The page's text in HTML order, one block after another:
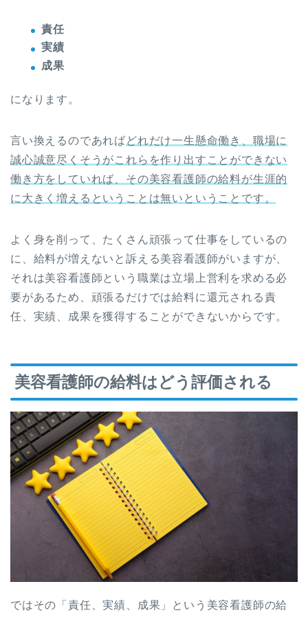
責任
実績
成果
になります。
言い換えるのであればどれだけ一生懸命働き、職場に
誠心誠意尽くそうがこれらを作り出すことができない
働き方をしていれば、その美容看護師の給料が生涯的
に大きく増えるということは無いということです。
よく身を削って、たくさん頑張って仕事をしているの
に、給料が増えないと訴える美容看護師がいますが、
それは美容看護師という職業は立場上営利を求める必
要があるため、頑張るだけでは給料に還元される責
任、実績、成果を獲得することができないからです。
美容看護師の給料はどう評価される
ではその「責任、実績、成果」という美容看護師の給